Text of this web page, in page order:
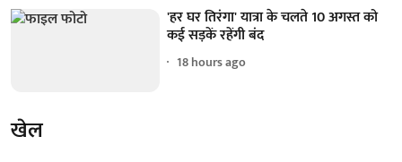
'हर घर तिरंगा' यात्रा के चलते 10 अगस्त को
कई सड़कें रहेंगी बंद
18 hours ago
खेल